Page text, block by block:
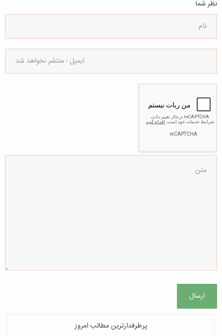
نظر شما
ارسال
پرطرفدارترین مطالب امروز